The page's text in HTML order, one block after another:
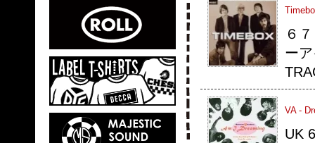
６
ー
VA -
UK